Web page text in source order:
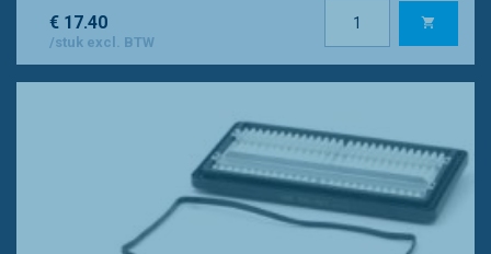
€ 17.40
/stuk excl. BTW